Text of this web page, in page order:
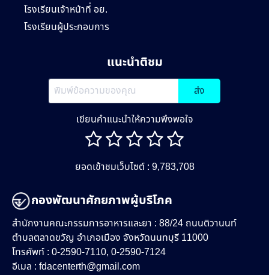
โรงเรียนเจ้าหน้าที่ อย.
โรงเรียนผู้ประกอบการ
แนะนำติชม
ส่ง
เขียนคำแนะนำให้ความพึงพอใจ
ยอดเข้าชมเว็บไซต์ : 9,783,708
กองพัฒนาศักยภาพผู้บริโภค
สำนักงานคณะกรรมการอาหารและยา : 88/24 ถนนติวานนท์
ตำบลตลาดขวัญ อำเภอเมือง จังหวัดนนทบุรี 11000
โทรศัพท์ : 0-2590-7110, 0-2590-7124
อีเมล : fdacenterth@gmail.com